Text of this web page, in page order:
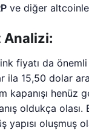
ve diğer
Analizi:
fiyatı da
15,50 dolar
kapanışı henüz
oldukça
yapısı oluşmuş